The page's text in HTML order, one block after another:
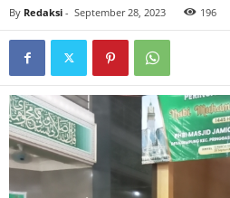
By Redaksi - September 28, 2023 196